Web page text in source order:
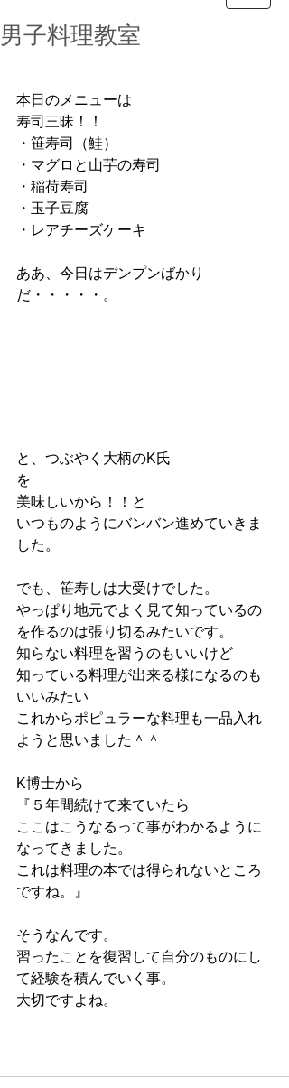
男子料理教室
本日のメニューは
寿司三昧！！
・笹寿司（鮭）
・マグロと山芋の寿司
・稲荷寿司
・玉子豆腐
・レアチーズケーキ
ああ、今日はデンプンばかり
だ・・・・・。
と、つぶやく大柄のK氏
を
美味しいから！！と
いつものようにバンバン進めていきま
した。
でも、笹寿しは大受けでした。
やっぱり地元でよく見て知っているの
を作るのは張り切るみたいです。
知らない料理を習うのもいいけど
知っている料理が出来る様になるのも
いいみたい
これからポピュラーな料理も一品入れ
ようと思いました＾＾
K博士から
『５年間続けて来ていたら
ここはこうなるって事がわかるように
なってきました。
これは料理の本では得られないところ
ですね。』
そうなんです。
習ったことを復習して自分のものにし
て経験を積んでいく事。
大切ですよね。